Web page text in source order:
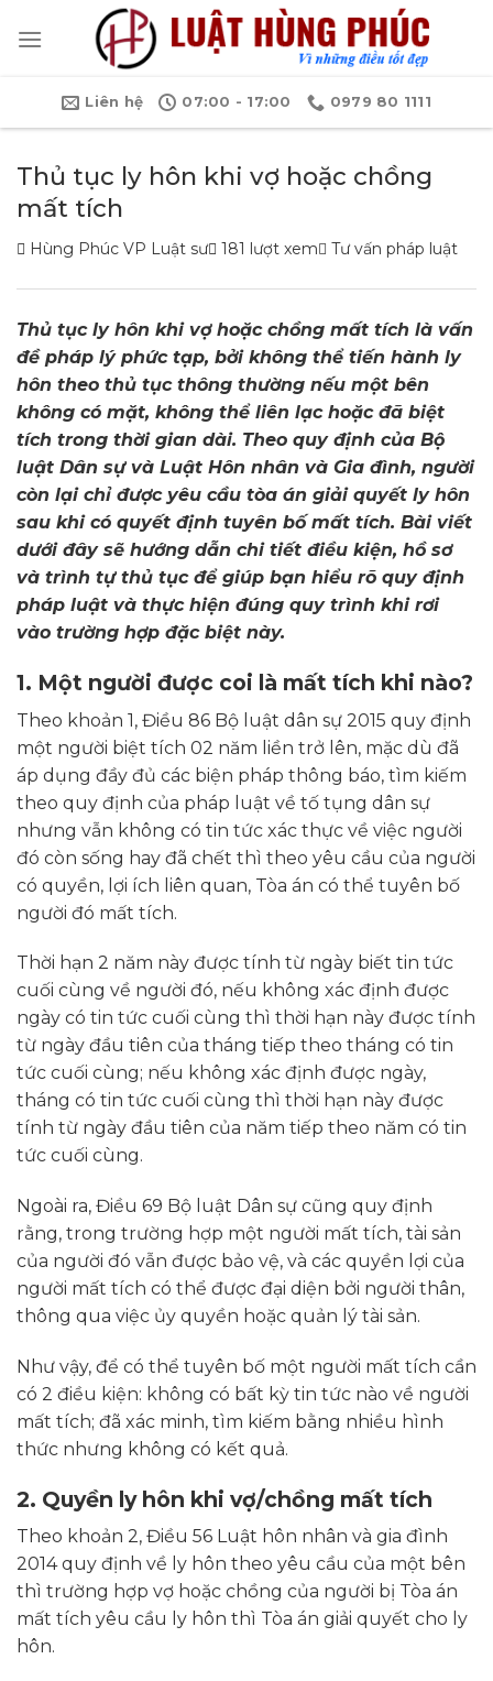
qua
Liên hệ 07:00 - 17:00 0979 80 1111
Thủ tục ly hôn khi vợ hoặc chồng
mất tích
Hùng Phúc VP Luật sư 181 lượt xem Tư vấn pháp luật
Thủ tục ly hôn khi vợ hoặc chồng mất tích là vấn
đề pháp lý phức tạp, bởi không thể tiến hành ly
hôn theo thủ tục thông thường nếu một bên
không có mặt, không thể liên lạc hoặc đã biệt
tích trong thời gian dài. Theo quy định của Bộ
luật Dân sự và Luật Hôn nhân và Gia đình, người
còn lại chỉ được yêu cầu tòa án giải quyết ly hôn
sau khi có quyết định tuyên bố mất tích. Bài viết
dưới đây sẽ hướng dẫn chi tiết điều kiện, hồ sơ
và trình tự thủ tục để giúp bạn hiểu rõ quy định
pháp luật và thực hiện đúng quy trình khi rơi
vào trường hợp đặc biệt này.
1. Một người được coi là mất tích khi nào?
Theo khoản 1, Điều 86 Bộ luật dân sự 2015 quy định
một người biệt tích 02 năm liền trở lên, mặc dù đã
áp dụng đầy đủ các biện pháp thông báo, tìm kiếm
theo quy định của pháp luật về tố tụng dân sự
nhưng vẫn không có tin tức xác thực về việc người
đó còn sống hay đã chết thì theo yêu cầu của người
có quyền, lợi ích liên quan, Tòa án có thể tuyên bố
người đó mất tích.
Thời hạn 2 năm này được tính từ ngày biết tin tức
cuối cùng về người đó, nếu không xác định được
ngày có tin tức cuối cùng thì thời hạn này được tính
từ ngày đầu tiên của tháng tiếp theo tháng có tin
tức cuối cùng; nếu không xác định được ngày,
tháng có tin tức cuối cùng thì thời hạn này được
tính từ ngày đầu tiên của năm tiếp theo năm có tin
tức cuối cùng.
Ngoài ra, Điều 69 Bộ luật Dân sự cũng quy định
rằng, trong trường hợp một người mất tích, tài sản
của người đó vẫn được bảo vệ, và các quyền lợi của
người mất tích có thể được đại diện bởi người thân,
thông qua việc ủy quyền hoặc quản lý tài sản.
Như vậy, để có thể tuyên bố một người mất tích cần
có 2 điều kiện: không có bất kỳ tin tức nào về người
mất tích; đã xác minh, tìm kiếm bằng nhiều hình
thức nhưng không có kết quả.
2. Quyền ly hôn khi vợ/chồng mất tích
Theo khoản 2, Điều 56 Luật hôn nhân và gia đình
2014 quy định về ly hôn theo yêu cầu của một bên
thì trường hợp vợ hoặc chồng của người bị Tòa án
mất tích yêu cầu ly hôn thì Tòa án giải quyết cho ly
hôn.